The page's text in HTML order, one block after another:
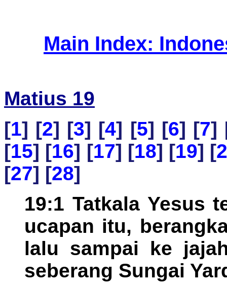
Main Index:
Matius 19
[1] [2] [3] [4] [5] [6] [7]
[15] [16] [17] [18] [19] [
[27] [28]
19:1 Tatkala Yesus
ucapan itu,
lalu sampai ke
seberang Sungai